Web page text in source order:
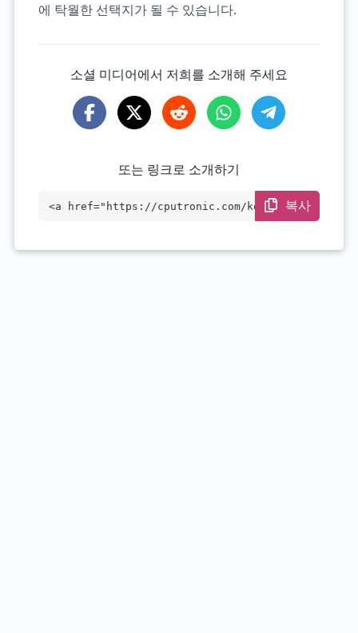
에 탁월한 선택지가 될 수 있습니다.
소셜 미디어에서 저희를 소개해 주세요
또는 링크로 소개하기
<a href="https://cputronic.com/ko/cpu/in
복사